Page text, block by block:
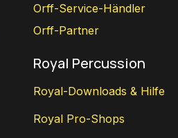
Orff-Service-Händler
Orff-Partner
Royal Percussion
Royal-Downloads & Hilfe
Royal Pro-Shops